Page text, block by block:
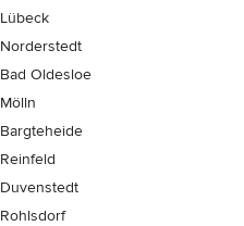
Lübeck
Norderstedt
Bad Oldesloe
Mölln
Bargteheide
Reinfeld
Duvenstedt
Rohlsdorf